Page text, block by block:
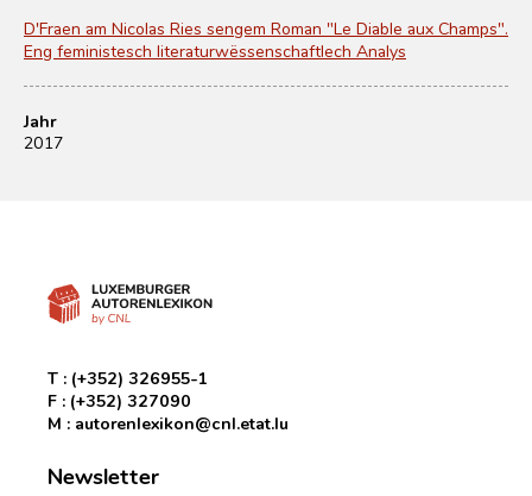
D'Fraen am Nicolas Ries sengem Roman "Le Diable aux Champs".
Eng feministesch literaturwëssenschaftlech Analys
Jahr
2017
T : (+352) 326955-1
F : (+352) 327090
M : autorenlexikon@cnl.etat.lu
Newsletter